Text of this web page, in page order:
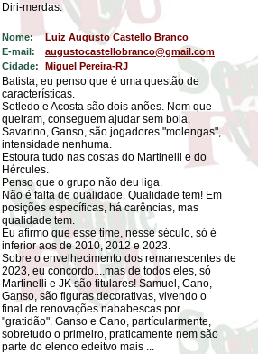
Diri-merdas.
Nome: Luiz Augusto Castello Branco
E-mail:
augustocastellobranco@gmail.com
Cidade:
Miguel Pereira-RJ
Batista, eu penso que é uma questão de
características.
Sotledo e Acosta são dois anões. Nem que
queiram, conseguem ajudar sem bola.
Savarino, Ganso, são jogadores "molengas",
intensidade nenhuma.
Estoura tudo nas costas do Martinelli e do
Hércules.
Penso que o grupo não deu liga.
Não é falta de qualidade. Qualidade tem! Em
posições específicas, há carências, mas
qualidade tem.
Eu afirmo que esse time, nesse século, só é
inferior aos de 2010, 2012 e 2023.
Sobre o envelhecimento dos remanescentes de
2023, eu concordo....mas de todos eles, só
Martinelli e JK são titulares! Samuel, Cano,
Ganso, são figuras decorativas, vivendo o
final de renovações nababescas por
"gratidão". Ganso e Cano, partícularmente,
sobretudo o primeiro, praticamente nem são
parte do elenco edeitvo mais ...